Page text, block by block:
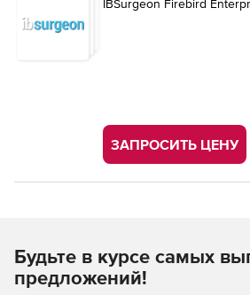
IBSurgeon Firebird
ЗАПРОСИТЬ ЦЕНУ
Будьте в курсе самых
предложений!